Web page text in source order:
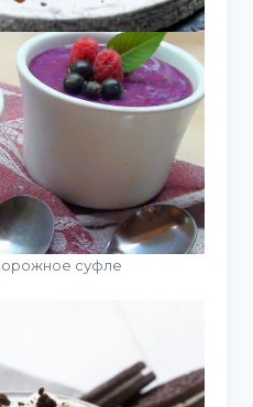
суфле